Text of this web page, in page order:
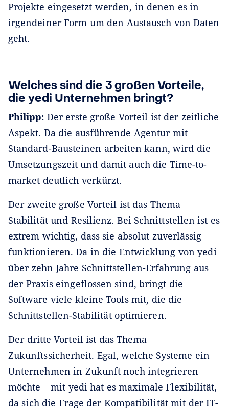
Projekte eingesetzt werden, in denen es in
irgendeiner Form um den Austausch von Daten
geht.
Welches sind die 3 großen Vorteile,
die yedi Unternehmen bringt?
Philipp: Der erste große Vorteil ist der zeitliche
Aspekt. Da die ausführende Agentur mit
Standard-Bausteinen arbeiten kann, wird die
Umsetzungszeit und damit auch die Time-to-
market deutlich verkürzt.
Der zweite große Vorteil ist das Thema
Stabilität und Resilienz. Bei Schnittstellen ist es
extrem wichtig, dass sie absolut zuverlässig
funktionieren. Da in die Entwicklung von yedi
über zehn Jahre Schnittstellen-Erfahrung aus
der Praxis eingeflossen sind, bringt die
Software viele kleine Tools mit, die die
Schnittstellen-Stabilität optimieren.
Der dritte Vorteil ist das Thema
Zukunftssicherheit. Egal, welche Systeme ein
Unternehmen in Zukunft noch integrieren
möchte ‒ mit yedi hat es maximale Flexibilität,
da sich die Frage der Kompatibilität mit der IT-